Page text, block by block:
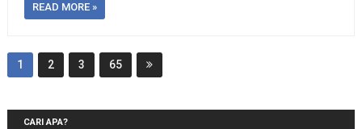
READ MORE »
1 2 3 65
CARI APA?